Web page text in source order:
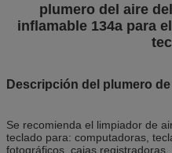
plumero del aire
inflamable 134a para
Descripción del plumero
Se recomienda el limpiador de
teclado para: computadoras,
fotográficos, cajas